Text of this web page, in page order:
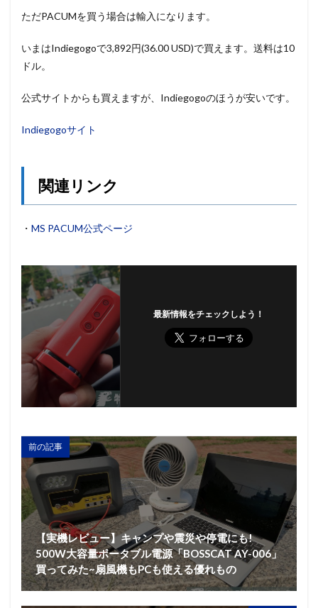
ただPACUMを買う場合は輸入になります。
いまはIndiegogoで3,892円(36.00 USD)で買えます。送料は10
ドル。
公式サイトからも買えますが、Indiegogoのほうが安いです。
Indiegogoサイト
関連リンク
・ MS PACUM公式ページ
最新情報をチェックしよう！
前の記事
【実機レビュー】キャンプや震災や停電にも!
500W大容量ポータブル電源「BOSSCAT AY-006」
買ってみた~扇風機もPCも使える優れもの